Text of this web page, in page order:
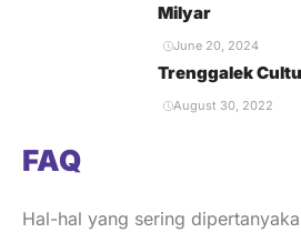
Milyar
June 20, 2024
Trenggalek
August 30, 2022
FAQ
Hal-hal yang sering